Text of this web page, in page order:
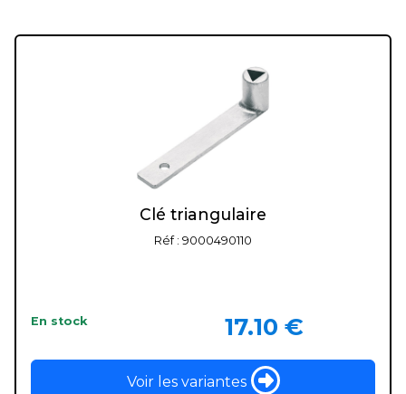
Clé triangulaire
Réf : 9000490110
En stock 17.10 €
Voir les variantes